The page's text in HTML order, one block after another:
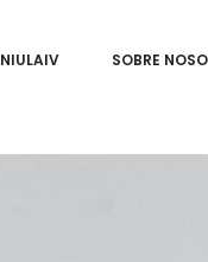
NIULAIV
SOBRE